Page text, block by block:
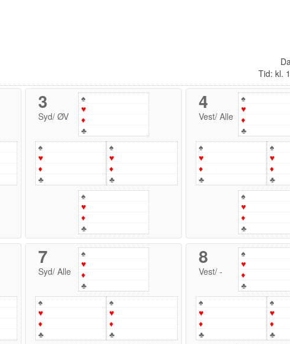
Tid: kl.
3
Syd/ ØV
♠
♥
♦
♣
♠
♥
♦
♣
♠
♥
♦
♣
♠
♥
♦
♣
4
Vest/ Alle
♠
♥
♦
♣
♠
♥
♦
♣
♠
♥
♦
♣
♠
♥
♦
♣
7
Syd/ Alle
♠
♥
♦
♣
♠
♥
♦
♣
♠
♥
♦
♣
8
Vest/ -
♠
♥
♦
♣
♠
♥
♦
♣
♠
♥
♦
♣